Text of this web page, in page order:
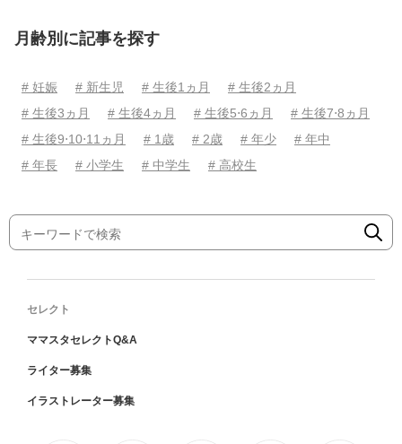
月齢別に記事を探す
# 妊娠 # 新生児 # 生後1ヵ月
# 生後2ヵ月
# 生後3ヵ月
# 生後4ヵ月 # 生後5⋅6ヵ月
# 生後7⋅8ヵ月
# 生後9⋅10⋅11ヵ月
# 1歳 # 2歳 # 年少
# 年中
# 年長
# 小学生 # 中学生 # 高校生
セレクト
ママスタセレクトQ&A
ライター募集
イラストレーター募集